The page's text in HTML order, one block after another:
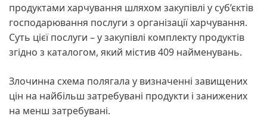
продуктами харчування шляхом закупівлі у суб’єктів
господарювання послуги з організації харчування.
Суть цієї послуги – у закупівлі комплекту продуктів
згідно з каталогом, який містив 409 найменувань.
Злочинна схема полягала у визначенні завищених
цін на найбільш затребувані продукти і занижених
на менш затребувані.